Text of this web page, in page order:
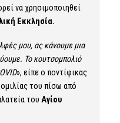
να χρησιμοποιηθεί
Εκκλησία.
μου, ας κάνουμε μια
Το κουτσομπολιό
», είπε ο ποντίφικας
του πίσω από
του Αγίου